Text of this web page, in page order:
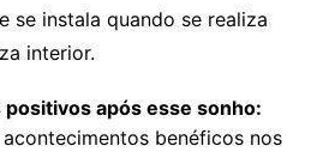
se instala quando se realiza
interior.
após esse sonho:
benéficos nos